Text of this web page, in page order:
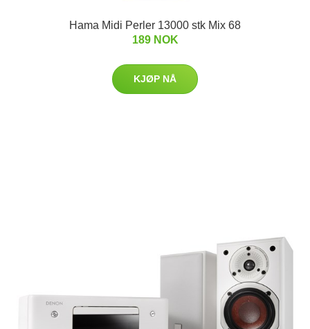
Hama Midi Perler 13000 stk Mix 68
189 NOK
KJØP NÅ